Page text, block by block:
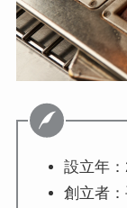
設立年：
創立者